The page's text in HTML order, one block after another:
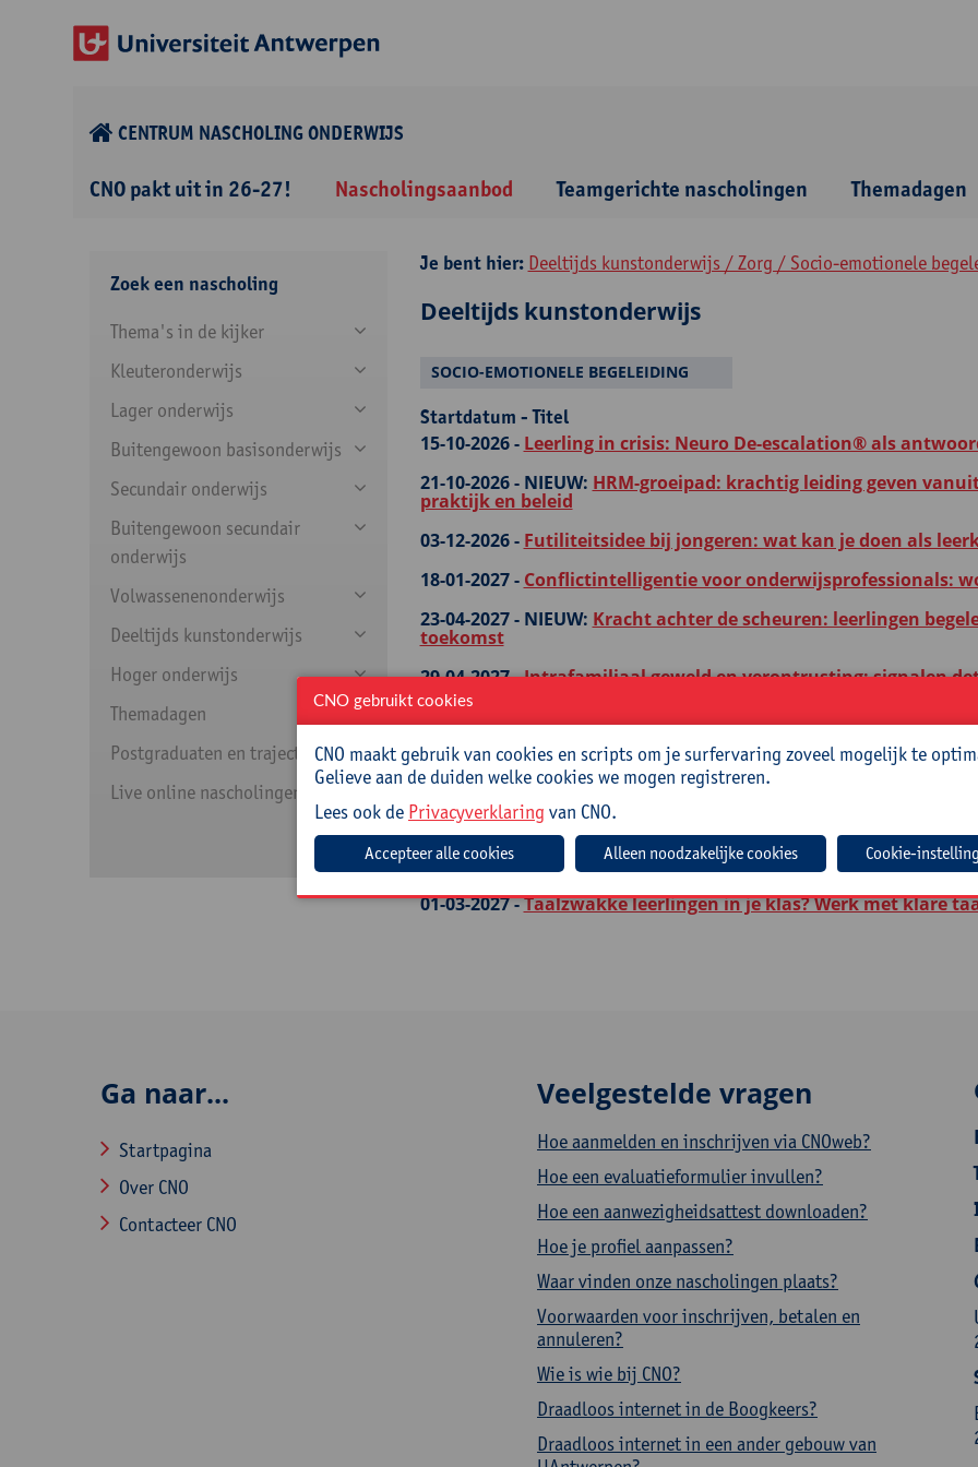
CENTRUM NASCHOLING ONDERWIJS
CNO pakt uit in 26-27! Nascholingsaanbod Teamgerichte nascholingen Themadagen
Zoek een nascholing
Thema's in de kijker
Kleuteronderwijs
Lager onderwijs
Buitengewoon basisonderwijs
Secundair onderwijs
Buitengewoon secundair
onderwijs
Volwassenenonderwijs
Deeltijds kunstonderwijs
Hoger onderwijs
Themadagen
Postgraduaten en trajecten
Live online nascholingen
Je bent hier: Deeltijds kunstonderwijs / Zorg / Socio-emotionele
Deeltijds kunstonderwijs
SOCIO-EMOTIONELE BEGELEIDING
Startdatum - Titel
15-10-2026 - Leerling in crisis: Neuro De-escalation® als
21-10-2026 - NIEUW: HRM-groeipad: krachtig leiding geven
praktijk en beleid
03-12-2026 - Futiliteitsidee bij jongeren: wat kan je doen als
18-01-2027 - Conflictintelligentie voor onderwijsprofessionals:
23-04-2027 - NIEUW: Kracht achter de scheuren: leerlingen
toekomst
29-04-2027 -Intrafamiliaal geweld en verontrusting: signalen
samenwerken met partners
LEERZORG
Startdatum - Titel
21-10-2026 -
NIEUW: HRM-groeipad: krachtig leiding geven
praktijk en beleid
01-03-2027 -Taalzwakke leerlingen in je klas? Werk met klare
Ga naar...
Startpagina
Over CNO
Contacteer CNO
Veelgestelde vragen
Hoe aanmelden en inschrijven via CNOweb?
Hoe een evaluatieformulier invullen?
Hoe een aanwezigheidsattest downloaden?
Hoe je profiel aanpassen?
Waar vinden onze nascholingen plaats?
Voorwaarden voor inschrijven, betalen en
annuleren?
Wie is wie bij CNO?
Draadloos internet in de Boogkeers?
Draadloos internet in een ander gebouw van
CNO gebruikt cookies
CNO maakt gebruik van cookies en scripts om je surfervaring zoveel mogelijk te
Gelieve aan de duiden welke cookies we mogen registreren.
Lees ook de Privacyverklaring van CNO.
Cookie-